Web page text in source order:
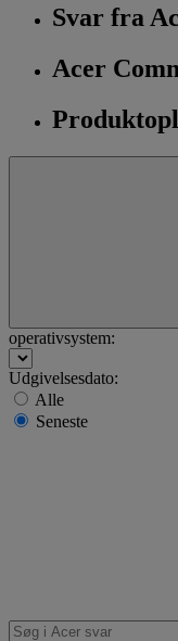
Svar fra
Acer
operativsystem:
Udgivelsesdato:
Alle
Seneste